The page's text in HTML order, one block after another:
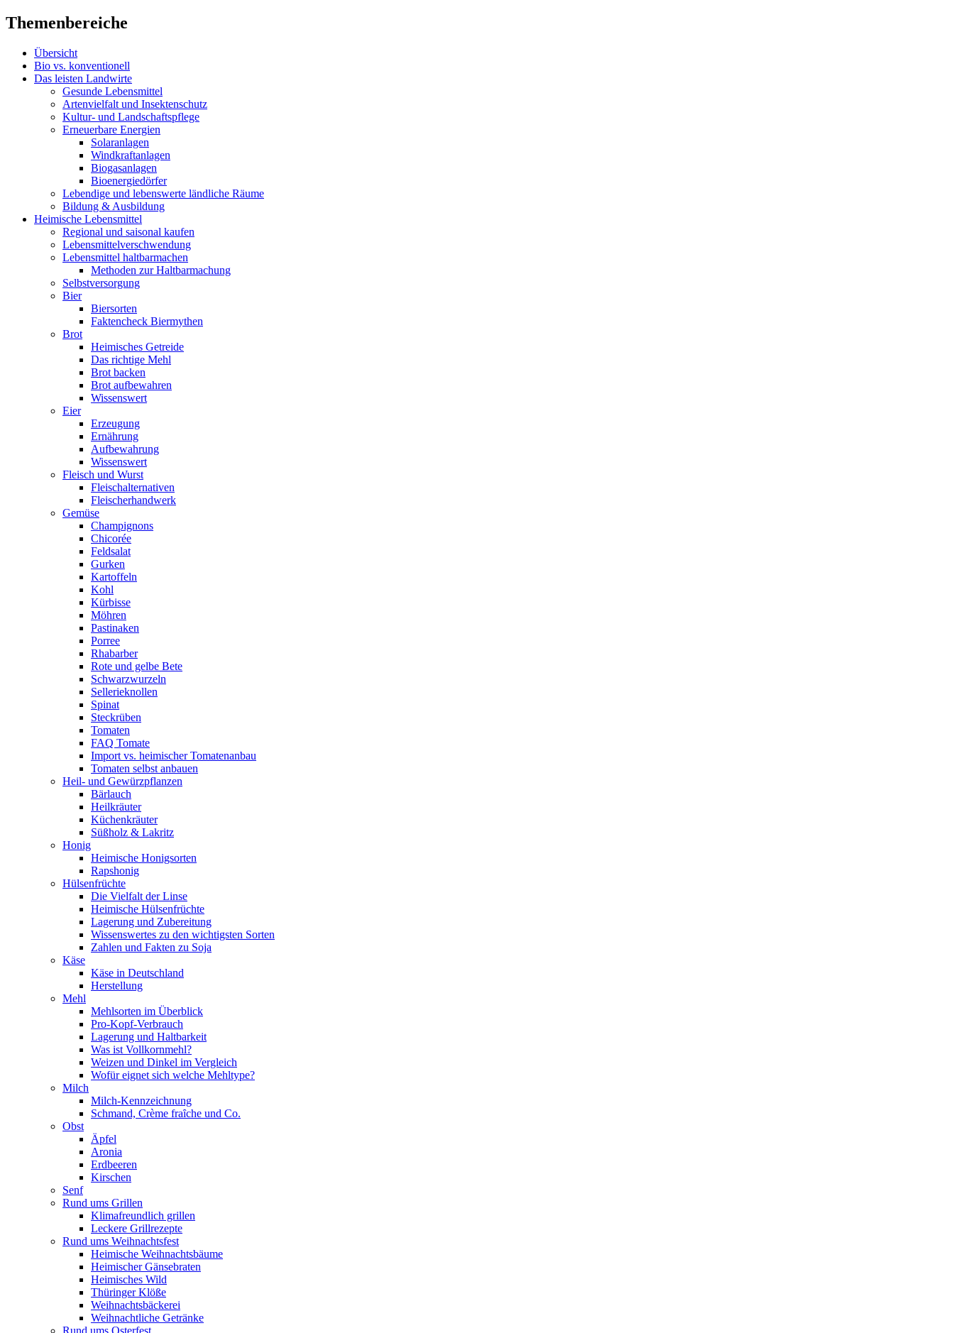
Themenbereiche
Übersicht
Bio vs. konventionell
Das leisten Landwirte
Gesunde Lebensmittel
Artenvielfalt und Insektenschutz
Kultur- und Landschaftspflege
Erneuerbare Energien
Solaranlagen
Windkraftanlagen
Biogasanlagen
Bioenergiedörfer
Lebendige und lebenswerte ländliche Räume
Bildung & Ausbildung
Heimische Lebensmittel
Regional und saisonal kaufen
Lebensmittelverschwendung
Lebensmittel haltbarmachen
Methoden zur Haltbarmachung
Selbstversorgung
Bier
Biersorten
Faktencheck Biermythen
Brot
Heimisches Getreide
Das richtige Mehl
Brot backen
Brot aufbewahren
Wissenswert
Eier
Erzeugung
Ernährung
Aufbewahrung
Wissenswert
Fleisch und Wurst
Fleischalternativen
Fleischerhandwerk
Gemüse
Champignons
Chicorée
Feldsalat
Gurken
Kartoffeln
Kohl
Kürbisse
Möhren
Pastinaken
Porree
Rhabarber
Rote und gelbe Bete
Schwarzwurzeln
Sellerieknollen
Spinat
Steckrüben
Tomaten
FAQ Tomate
Import vs. heimischer Tomatenanbau
Tomaten selbst anbauen
Heil- und Gewürzpflanzen
Bärlauch
Heilkräuter
Küchenkräuter
Süßholz & Lakritz
Honig
Heimische Honigsorten
Rapshonig
Hülsenfrüchte
Die Vielfalt der Linse
Heimische Hülsenfrüchte
Lagerung und Zubereitung
Wissenswertes zu den wichtigsten Sorten
Zahlen und Fakten zu Soja
Käse
Käse in Deutschland
Herstellung
Mehl
Mehlsorten im Überblick
Pro-Kopf-Verbrauch
Lagerung und Haltbarkeit
Was ist Vollkornmehl?
Weizen und Dinkel im Vergleich
Wofür eignet sich welche Mehltype?
Milch
Milch-Kennzeichnung
Schmand, Crème fraȋche und Co.
Obst
Äpfel
Aronia
Erdbeeren
Kirschen
Senf
Rund ums Grillen
Klimafreundlich grillen
Leckere Grillrezepte
Rund ums Weihnachtsfest
Heimische Weihnachtsbäume
Heimischer Gänsebraten
Heimisches Wild
Thüringer Klöße
Weihnachtsbäckerei
Weihnachtliche Getränke
Rund ums Osterfest